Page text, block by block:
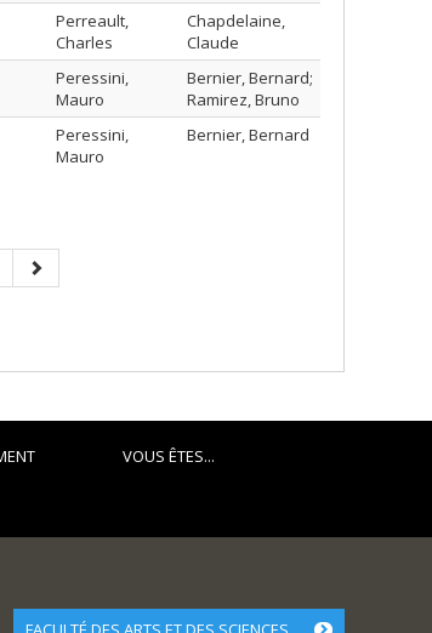
Perreault,
Charles
Chapdelaine,
Claude
Peressini,
Mauro
Bernier, Bernard;
Ramirez, Bruno
Peressini,
Mauro
Bernier, Bernard
Next
page
VOUS ÊTES...